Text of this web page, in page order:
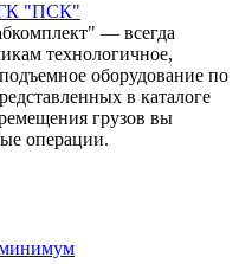
ГК "ПСК"
— всегда
технологичное,
оборудование по
в каталоге
грузов вы
операции.